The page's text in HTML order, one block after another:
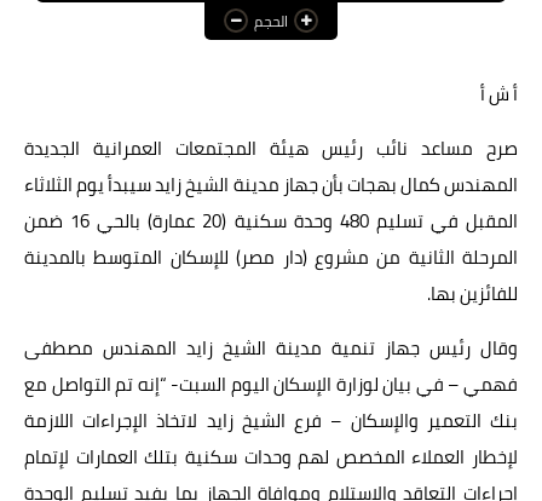
عالم المرأة
أخبار مصر
أخبار عربية
أخبار النجوم
الحجم
أ ش أ
صرح مساعد نائب رئيس هيئة المجتمعات العمرانية الجديدة
المهندس كمال بهجات بأن جهاز مدينة الشيخ زايد سيبدأ يوم الثلاثاء
المقبل في تسليم 480 وحدة سكنية (20 عمارة) بالحي 16 ضمن
المرحلة الثانية من مشروع (دار مصر) للإسكان المتوسط بالمدينة
للفائزين بها.
وقال رئيس جهاز تنمية مدينة الشيخ زايد المهندس مصطفى
فهمي – في بيان لوزارة الإسكان اليوم السبت- “إنه تم التواصل مع
بنك التعمير والإسكان – فرع الشيخ زايد لاتخاذ الإجراءات اللازمة
لإخطار العملاء المخصص لهم وحدات سكنية بتلك العمارات لإتمام
إجراءات التعاقد والاستلام وموافاة الجهاز بما يفيد تسليم الوحدة